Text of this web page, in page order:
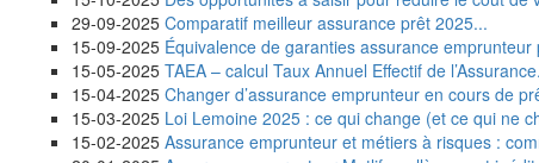
29-09-2025 Comparatif meilleur assurance prêt 2025...
15-09-2025 Équivalence de garanties assurance emprunteur
15-05-2025 TAEA – calcul Taux Annuel Effectif de
15-04-2025 Changer d’assurance emprunteur en cours de
15-03-2025 Loi Lemoine 2025 : ce qui change (et ce qui ne
15-02-2025 Assurance emprunteur et métiers à risques :